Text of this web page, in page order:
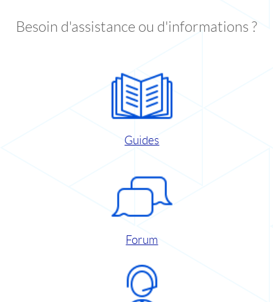
Besoin d'assistance ou d'informations ?
Guides
Forum